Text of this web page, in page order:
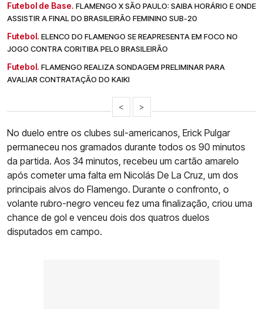
Futebol de Base. FLAMENGO X SÃO PAULO: SAIBA HORÁRIO E ONDE
ASSISTIR A FINAL DO BRASILEIRÃO FEMININO SUB-20
Futebol. ELENCO DO FLAMENGO SE REAPRESENTA EM FOCO NO
JOGO CONTRA CORITIBA PELO BRASILEIRÃO
Futebol. FLAMENGO REALIZA SONDAGEM PRELIMINAR PARA
AVALIAR CONTRATAÇÃO DO KAIKI
< >
No duelo entre os clubes sul-americanos, Erick Pulgar
permaneceu nos gramados durante todos os 90 minutos
da partida. Aos 34 minutos, recebeu um cartão amarelo
após cometer uma falta em Nicolás De La Cruz, um dos
principais alvos do Flamengo. Durante o confronto, o
volante rubro-negro venceu fez uma finalização, criou uma
chance de gol e venceu dois dos quatros duelos
disputados em campo.